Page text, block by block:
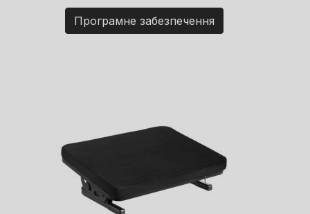
Програмне забезпечення